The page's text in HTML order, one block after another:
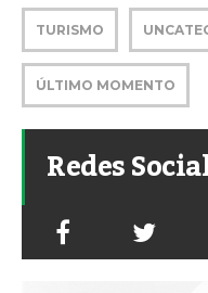
TURISMO
ÚLTIMO MOMENTO
Redes